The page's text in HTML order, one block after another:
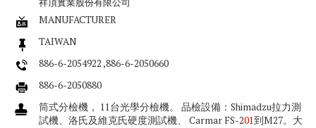
MANUFACTURER
TAIWAN
886-6-2054922 ,886-6-2050660
886-6-2050880
筒式分檢機， 11台光學分檢機。 品檢設備：Shimadzu拉力測
試機、洛氏及維克氏硬度測試機、 Carmar FS-201到M27。大